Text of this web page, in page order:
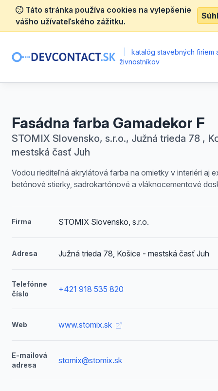
Táto stránka používa cookies na vylepšenie
vášho užívateľského zážitku.
katalóg stavebných firiem
živnostníkov
Fasádna farba Gamadekor F
STOMIX Slovensko, s.r.o., Južná trieda 78 ,
mestská časť Juh
Vodou riediteľná akrylátová farba na omietky v interiéri aj
betónové stierky, sadrokartónové a vláknocementové
Firma STOMIX Slovensko, s.r.o.
Adresa Južná trieda 78, Košice - mestská časť Juh
Telefónne
číslo
+421 918 535 820
Web www.stomix.sk
E-mailová
adresa
stomix@stomix.sk